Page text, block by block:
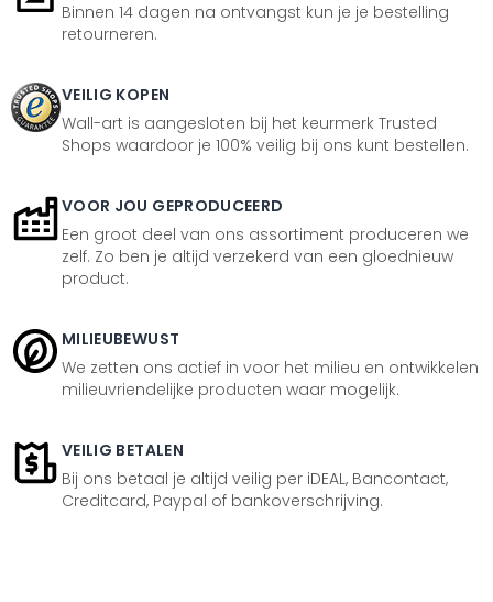
Binnen 14 dagen na ontvangst kun je je bestelling
retourneren.
VEILIG KOPEN
Wall-art is aangesloten bij het keurmerk Trusted
Shops waardoor je 100% veilig bij ons kunt bestellen.
VOOR JOU GEPRODUCEERD
Een groot deel van ons assortiment produceren we
zelf. Zo ben je altijd verzekerd van een gloednieuw
product.
MILIEUBEWUST
We zetten ons actief in voor het milieu en ontwikkelen
milieuvriendelijke producten waar mogelijk.
VEILIG BETALEN
Bij ons betaal je altijd veilig per iDEAL, Bancontact,
Creditcard, Paypal of bankoverschrijving.